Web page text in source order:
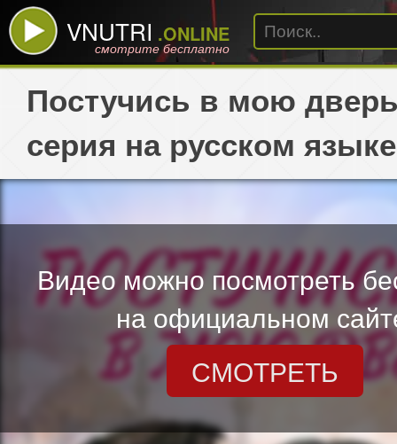
VNUTRI .ONLINE
смотрите бесплатно
Постучись в мою
серия на русском языке
Видео можно посмотреть
на официальном
СМОТРЕТЬ